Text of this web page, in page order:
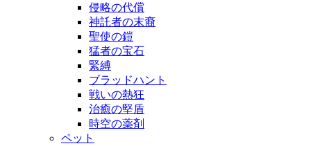
侵略の代償
神託者の末裔
聖使の鎧
猛者の宝石
緊縛
ブラッドハント
戦いの熱狂
治癒の堅盾
時空の薬剤
ペット